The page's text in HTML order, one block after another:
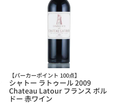
【パーカーポイント 100点】
シャトー ラトゥール 2009
Chateau Latour フランス ボル
ドー 赤ワイン